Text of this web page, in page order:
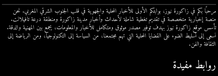
مرحبًا بكم في زاكورة نيوز، بوابتكم الأولى للأخبار المحلية والجهوية في قلب الجنوب الشرقي المغربي. نحن
منصة إخبارية متخصصة في تقديم تغطية شاملة لأحداث وأخبار مدينة زاكورة ومنطقة درعة تافيلالت.
تأسس موقع زاكورة نيوز بهدف توفير مصدر موثوق ومتكامل للأخبار والمعلومات، يجمع بين المهنية والدقة.
نسعى إلى تسليط الضوء على القضايا المحلية التي تهم مجتمعنا، من السياسة إلى التكنولوجيا، ومن الرياضة إلى
الثقافة والفن.
روابط مفيدة